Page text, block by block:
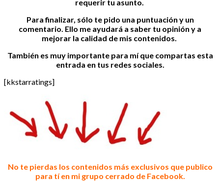
requerir tu asunto.
Para finalizar, sólo te pido una puntuación y un
comentario. Ello me ayudará a saber tu opinión y a
mejorar la calidad de mis contenidos.
También es muy importante para mí que compartas esta
entrada en tus redes sociales.
[kkstarratings]
No te pierdas los contenidos más exclusivos que publico
para tí en mi grupo cerrado de Facebook.